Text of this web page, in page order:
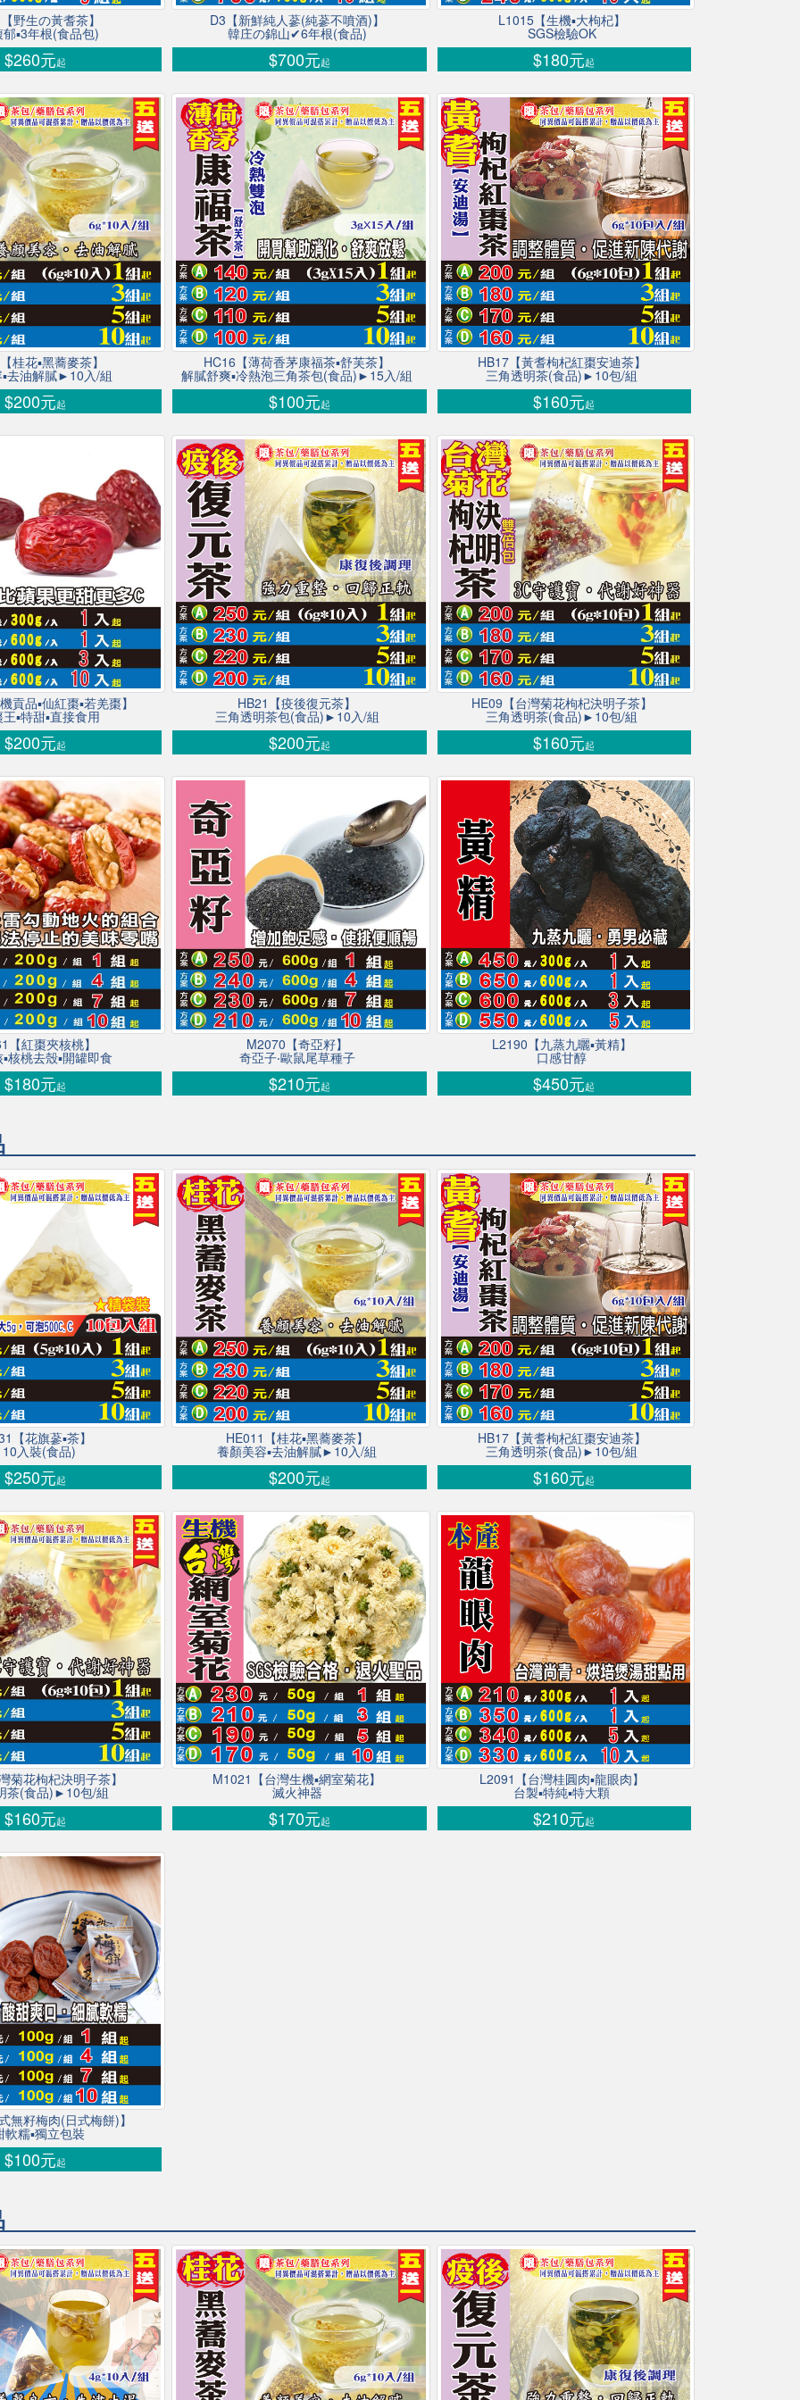
野生の黃耆茶】
▪3年根(食品包)
$260元起
D3【新鮮純人蔘(純蔘不噴酒)】
韓庄の錦山✔6年根(食品)
$700元起
L1015【生機▪大枸杞】
SGS檢驗OK
$180元起
桂花▪黑蕎麥茶】
去油解膩►10入/組
$200元起
HC16【薄荷香茅康福茶▪舒芙茶】
解膩舒爽▪冷熱泡三角茶包(食品)►15入/組
$100元起
HB17【黃耆枸杞紅棗安迪茶】
三角透明茶(食品)►10包/組
$160元起
貢品▪仙紅棗▪若羌棗】
▪特甜▪直接食用
$200元起
HB21【疫後復元茶】
三角透明茶包(食品)►10入/組
$200元起
HE09【台灣菊花枸杞決明子茶】
三角透明茶(食品)►10包/組
$160元起
【紅棗夾核桃】
核桃去殼▪開罐即食
$180元起
M2070【奇亞籽】
奇亞子‧歐鼠尾草種子
$210元起
L2190【九蒸九曬▪黃精】
口感甘醇
$450元起
【花旗蔘▪茶】
入裝(食品)
$250元起
HE011【桂花▪黑蕎麥茶】
養顏美容▪去油解膩►10入/組
$200元起
HB17【黃耆枸杞紅棗安迪茶】
三角透明茶(食品)►10包/組
$160元起
菊花枸杞決明子茶】
茶(食品)►10包/組
$160元起
M1021【台灣生機▪網室菊花】
滅火神器
$170元起
L2091【台灣桂圓肉▪龍眼肉】
台製▪特純▪特大顆
$210元起
無籽梅肉(日式梅餅)】
軟糯▪獨立包裝
$100元起